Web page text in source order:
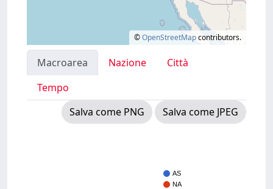
©OpenStreetMapcontributors.
Macroarea Nazione
Città
Tempo
Salva come PNG
Salva come JPEG
AS
NA